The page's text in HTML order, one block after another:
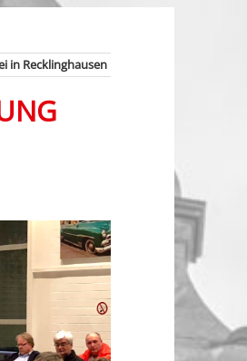
in Recklinghausen